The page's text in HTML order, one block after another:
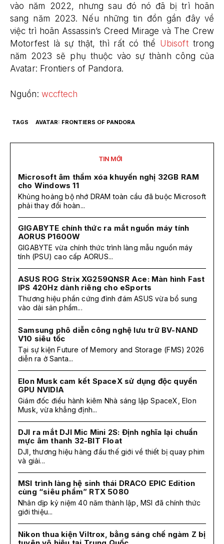
vào năm 2022, nhưng sau đó nó đã bị trì hoãn
sang năm 2023. Nếu những tin đồn gần đây về
việc trì hoãn Assassin’s Creed Mirage và The Crew
Motorfest là sự thật, thì rất có thể Ubisofttrong
năm 2023 sẽ phụ thuộc vào sự thành công của
Avatar: Frontiers of Pandora.
Nguồn: wccftech
TAGS AVATAR: FRONTIERS OF PANDORA
TIN MỚI
Microsoft âm thầm xóa khuyến nghị 32GB RAM
cho Windows 11
Khủng hoảng bộ nhớ DRAM toàn cầu đã buộc Microsoft
phải thay đổi hoàn...
GIGABYTE chính thức ra mắt nguồn máy tính
AORUS P1600W
GIGABYTE vừa chính thức trình làng mẫu nguồn máy
tính (PSU) cao cấp AORUS...
ASUS ROG Strix XG259QNSR Ace: Màn hình Fast
IPS 420Hz dành riêng cho eSports
Thương hiệu phần cứng đình đám ASUS vừa bổ sung
vào dải sản phẩm...
Samsung phô diễn công nghệ lưu trữ BV-NAND
V10 siêu tốc
Tại sự kiện Future of Memory and Storage (FMS) 2026
diễn ra ở Santa...
Elon Musk cam kết SpaceX sử dụng độc quyền
GPU NVIDIA
Giám đốc điều hành kiêm Nhà sáng lập SpaceX, Elon
Musk, vừa khẳng định...
DJI ra mắt DJI Mic Mini 2S: Định nghĩa lại chuẩn
mực âm thanh 32-BIT Float
DJI, thương hiệu hàng đầu thế giới về thiết bị quay phim
và giải...
MSI trình làng hệ sinh thái DRACO EPIC Edition
cùng “siêu phẩm” RTX 5080
Nhân dịp kỷ niệm 40 năm thành lập, MSI đã chính thức
giới thiệu...
Nikon thua kiện Viltrox, bằng sáng chế ngàm Z bị